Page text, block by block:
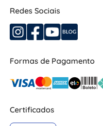
Redes Sociais
Formas de Pagamento
Certificados